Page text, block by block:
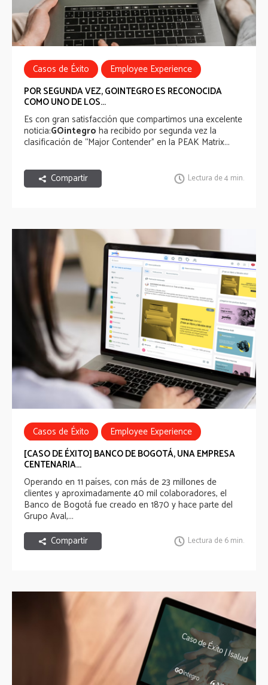
Casos de Éxito
Employee Experience
Employee Experience Awards
POR SEGUNDA VEZ, GOINTEGRO ES RECONOCIDA
COMO UNO DE LOS...
Es con gran satisfacción que compartimos una excelente
noticia:GOintegro ha recibido por segunda vez la
clasificación de “Major Contender” en la PEAK Matrix...
Compartir Lectura de 4 min.
Casos de Éxito
Employee Experience
Employee Experience Awards
[CASO DE ÉXITO] BANCO DE BOGOTÁ, UNA EMPRESA
CENTENARIA...
Operando en 11 países, con más de 23 millones de
clientes y aproximadamente 40 mil colaboradores, el
Banco de Bogotá fue creado en 1870 y hace parte del
Grupo Aval,...
Compartir
Lectura de 6 min.